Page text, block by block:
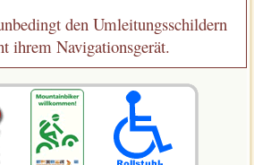
den Umleitungsschildern
ihrem Navigationsgerät.